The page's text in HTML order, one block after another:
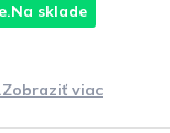
sklade
viac